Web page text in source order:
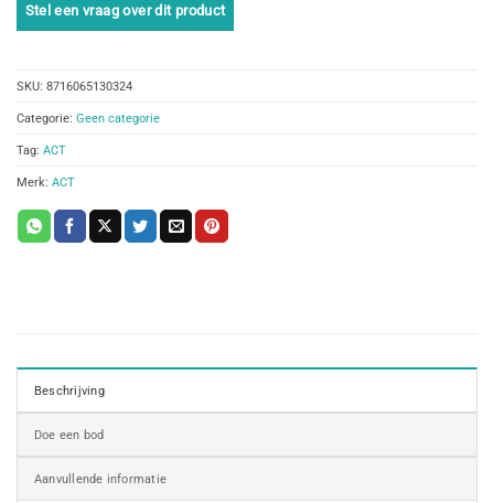
SKU: 8716065130324
Categorie: Geen categorie
Tag: ACT
Merk: ACT
Beschrijving
Doe een bod
Aanvullende informatie